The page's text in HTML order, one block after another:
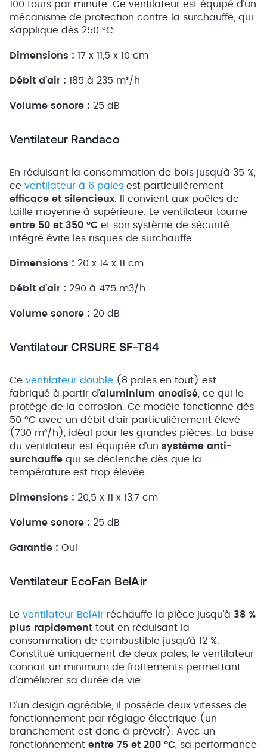
100 tours par minute. Ce ventilateur est équipé d’un
mécanisme de protection contre la surchauffe, qui
s’applique dès 250 °C.
Dimensions : 17 x 11,5 x 10 cm
Débit d’air : 185 à 235 m³/h
Volume sonore : 25 dB
Ventilateur Randaco
En réduisant la consommation de bois jusqu’à 35 %,
ce ventilateur à 6 pales est particulièrement
efficace et silencieux . Il convient aux poêles de
taille moyenne à supérieure. Le ventilateur tourne
entre 50 et 350 °C et son système de sécurité
intégré évite les risques de surchauffe.
Dimensions : 20 x 14 x 11 cm
Débit d’air : 290 à 475 m3/h
Volume sonore : 20 dB
Ventilateur CRSURE SF-T84
Ce ventilateur double (8 pales en tout) est
fabriqué à partir d’aluminium anodisé , ce qui le
protège de la corrosion. Ce modèle fonctionne dès
50 °C avec un débit d’air particulièrement élevé
(730 m³/h), idéal pour les grandes pièces. La base
du ventilateur est équipée d’un système anti-
surchauffe qui se déclenche dès que la
température est trop élevée.
Dimensions : 20,5 x 11 x 13,7 cm
Volume sonore : 25 dB
Garantie : Oui
Ventilateur EcoFan BelAir
Le ventilateur BelAir réchauffe la pièce jusqu’à 38 %
plus rapidement tout en réduisant la
consommation de combustible jusqu’à 12 %.
Constitué uniquement de deux pales, le ventilateur
connait un minimum de frottements permettant
d’améliorer sa durée de vie.
D’un design agréable, il possède deux vitesses de
fonctionnement par réglage électrique (un
branchement est donc à prévoir). Avec un
fonctionnement entre 75 et 200 °C , sa performance